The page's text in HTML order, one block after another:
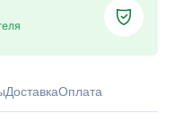
ДоставкаОплата